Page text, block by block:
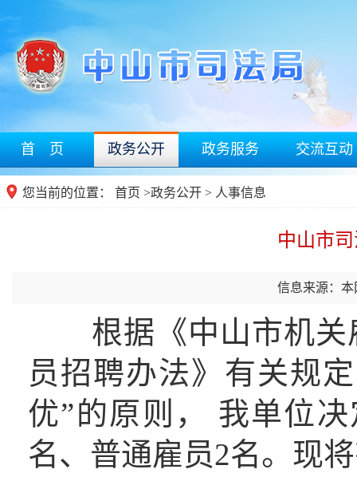
首 页 政务公开 政务服务 交流互动
您当前的位置： 首页 >政务公开 > 人事信息
中山市
信息来源：本
根据《中山市机关
员招聘办法》有关规
优”的原则， 我单位
名、普通雇员2名。现